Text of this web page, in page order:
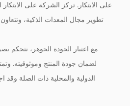
على الابتكار. تركز الشركة على الابتكار
تطوير مجال المعدات الذكية،
مع اعتبار الجودة الجوهر، نتحكم
لضمان جودة المنتج وموثوقيته.
الدولية والمحلية ذات الصلة وقد